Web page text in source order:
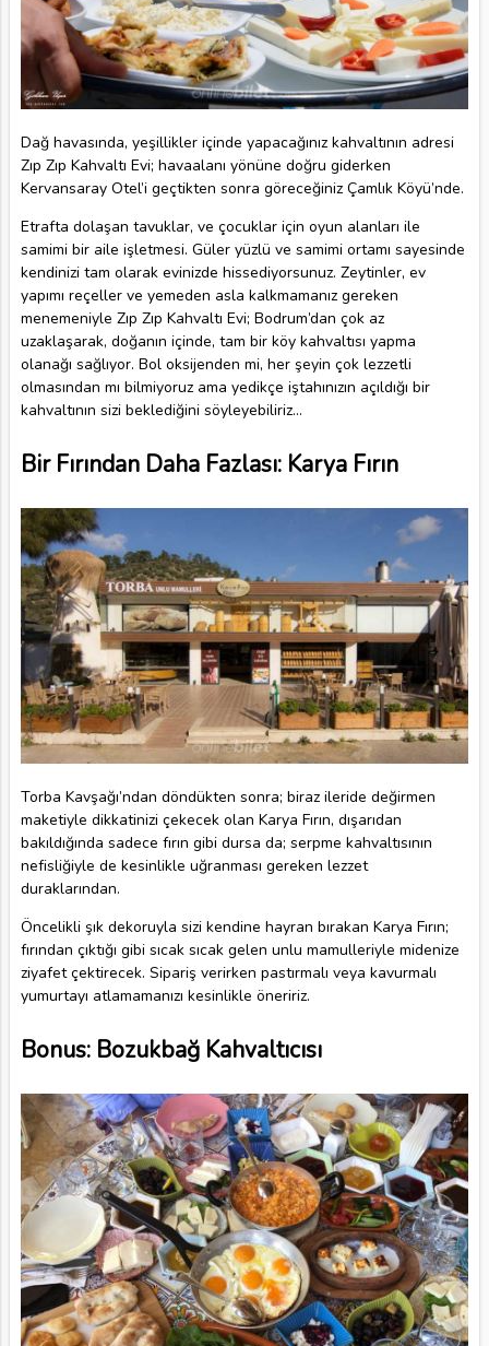
Dağ havasında, yeşillikler içinde yapacağınız kahvaltının adresi
Zıp Zıp Kahvaltı Evi; havaalanı yönüne doğru giderken
Kervansaray Otel’i geçtikten sonra göreceğiniz Çamlık Köyü’nde.
Etrafta dolaşan tavuklar, ve çocuklar için oyun alanları ile
samimi bir aile işletmesi. Güler yüzlü ve samimi ortamı sayesinde
kendinizi tam olarak evinizde hissediyorsunuz. Zeytinler, ev
yapımı reçeller ve yemeden asla kalkmamanız gereken
menemeniyle Zıp Zıp Kahvaltı Evi; Bodrum’dan çok az
uzaklaşarak, doğanın içinde, tam bir köy kahvaltısı yapma
olanağı sağlıyor. Bol oksijenden mi, her şeyin çok lezzetli
olmasından mı bilmiyoruz ama yedikçe iştahınızın açıldığı bir
kahvaltının sizi beklediğini söyleyebiliriz...
Bir Fırından Daha Fazlası: Karya Fırın
Torba Kavşağı’ndan döndükten sonra; biraz ileride değirmen
maketiyle dikkatinizi çekecek olan Karya Fırın, dışarıdan
bakıldığında sadece fırın gibi dursa da; serpme kahvaltısının
nefisliğiyle de kesinlikle uğranması gereken lezzet
duraklarından.
Öncelikli şık dekoruyla sizi kendine hayran bırakan Karya Fırın;
fırından çıktığı gibi sıcak sıcak gelen unlu mamulleriyle midenize
ziyafet çektirecek. Sipariş verirken pastırmalı veya kavurmalı
yumurtayı atlamamanızı kesinlikle öneririz.
Bonus: Bozukbağ Kahvaltıcısı